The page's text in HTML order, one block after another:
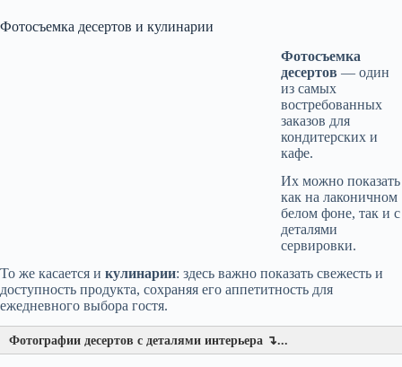
Фотосъемка десертов и кулинарии
Фотосъемка
десертов — один
из самых
востребованных
заказов для
кондитерских и
кафе.
Их можно показать
как на лаконичном
белом фоне, так и с
деталями
сервировки.
То же касается и кулинарии: здесь важно показать свежесть и
доступность продукта, сохраняя его аппетитность для
ежедневного выбора гостя.
Фотографии десертов с деталями интерьера ↴...